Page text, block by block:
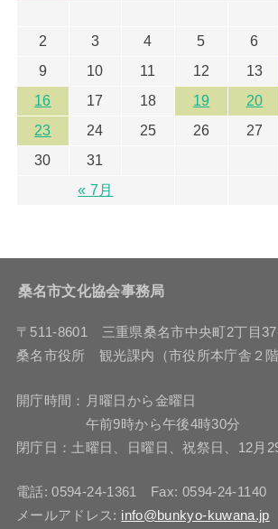
2
3 4 5 6
9
10 11 12 13
16
17 18 19 20
23
24 25 26 27
30
31
« 7月
桑名市文化協会事務局
〒511-8601 三重県桑名市中央町2丁目
桑名市役所 観光課内（市役所本庁舎２階
開庁時間：月曜日から金曜日
午前9時から午後4時30分
閉庁日：土曜日、日曜日、祝祭日、12月
電話: 0594-24-1361 Fax: 0594-24-1140
メールアドレス: info@bunkyo-kuwana.jp